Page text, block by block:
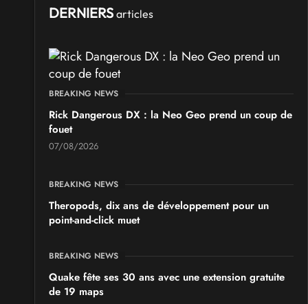
DERNIERS articles
BREAKING NEWS
Rick Dangerous DX : la Neo Geo prend un coup de
fouet
07/08/2026
BREAKING NEWS
Theropods, dix ans de développement pour un
point-and-click muet
BREAKING NEWS
Quake fête ses 30 ans avec une extension gratuite
de 19 maps